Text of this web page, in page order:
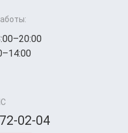
02-04